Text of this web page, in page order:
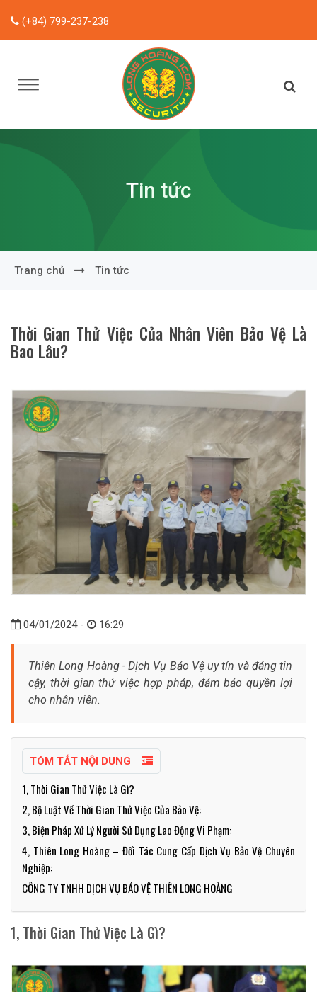
(+84) 799-237-238
Tin tức
Trang chủ Tin tức
Thời Gian Thử Việc Của Nhân Viên Bảo Vệ Là
Bao Lâu?
04/01/2024 - 16:29
Thiên Long Hoàng - Dịch Vụ Bảo Vệ uy tín và đáng tin
cậy, thời gian thử việc hợp pháp, đảm bảo quyền lợi
cho nhân viên.
TÓM TẮT NỘI DUNG
1, Thời Gian Thử Việc Là Gì?
2, Bộ Luật Về Thời Gian Thử Việc Của Bảo Vệ:
3, Biện Pháp Xử Lý Người Sử Dụng Lao Động Vi Phạm:
4, Thiên Long Hoàng – Đối Tác Cung Cấp Dịch Vụ Bảo Vệ Chuyên
Nghiệp:
CÔNG TY TNHH DỊCH VỤ BẢO VỆ THIÊN LONG HOÀNG
1, Thời Gian Thử Việc Là Gì?